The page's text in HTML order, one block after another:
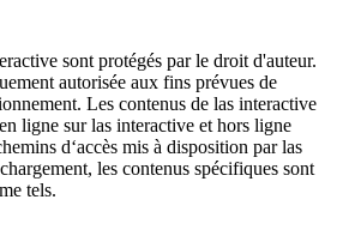
sont protégés par le droit d'auteur.
autorisée aux fins prévues de
Les contenus de las interactive
ligne sur las interactive et hors ligne
d‘accès mis à disposition par las
les contenus spécifiques sont
tels.